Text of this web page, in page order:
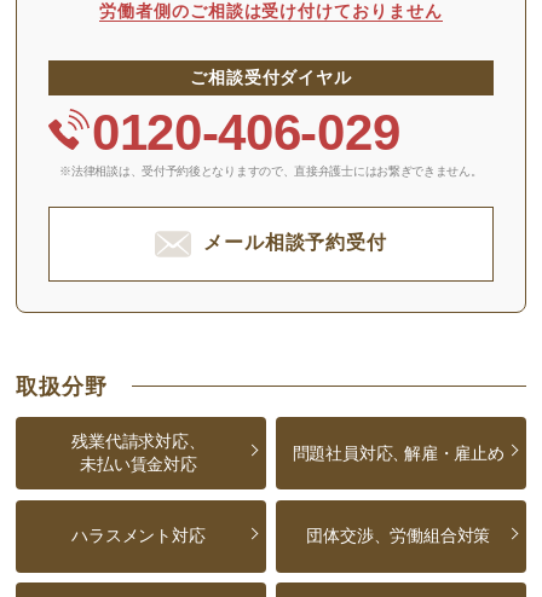
労働者側のご相談は受け付けておりません
ご相談受付ダイヤル
0120-406-029
※法律相談は、受付予約後となりますので、 直接弁護士にはお繋ぎできません。
メール相談予約受付
取扱分野
残業代請求対応、
未払い賃金対応
問題社員対応、解雇・雇止め
ハラスメント対応 団体交渉、労働組合対策